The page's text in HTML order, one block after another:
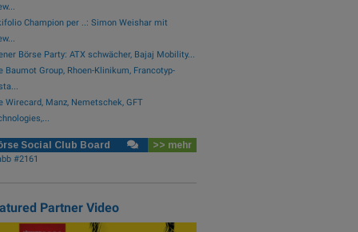
Champion per ..: Simon Weishar mit
Börse Party: ATX schwächer, Bajaj Mobility...
Baumot Group, Rhoen-Klinikum, Francotyp-
Wirecard, Manz, Nemetschek, GFT
Social Club Board >> mehr
#2161
Partner Video